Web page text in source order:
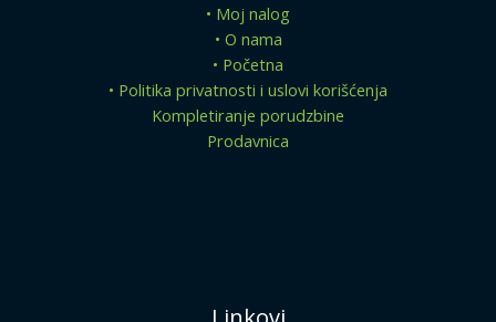
• Moj nalog
• O nama
• Početna
• Politika privatnosti i uslovi korišćenja
Kompletiranje porudzbine
Prodavnica